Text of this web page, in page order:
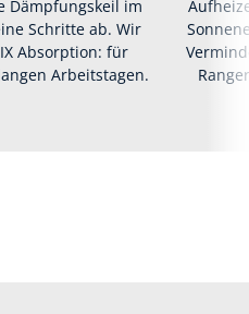
Dämpfungskeil im
Schritte ab. Wir
Absorption: für
Arbeitstagen.